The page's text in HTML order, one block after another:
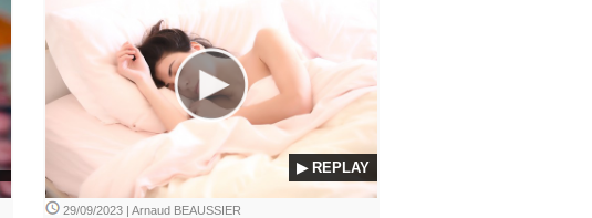
▶ REPLAY
29/09/2023 | Arnaud BEAUSSIER